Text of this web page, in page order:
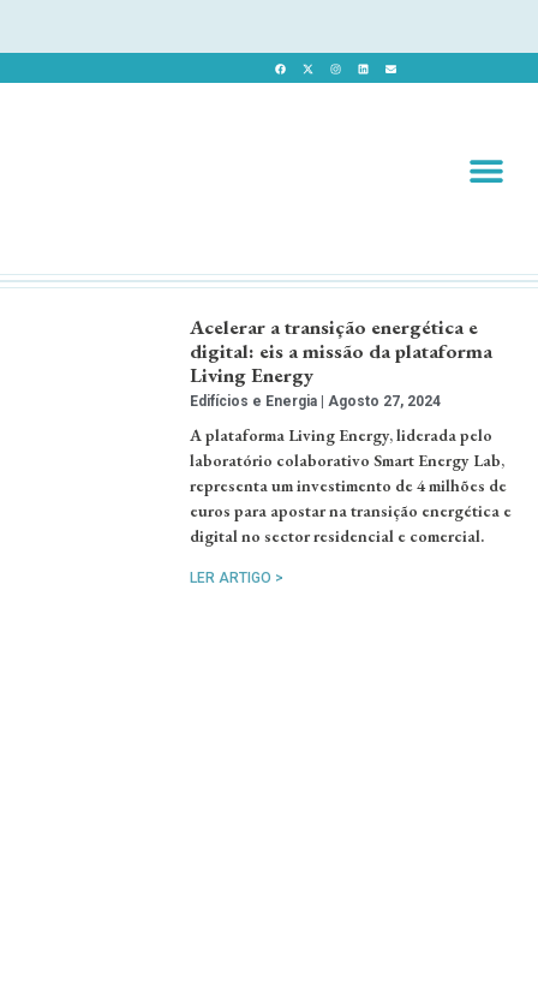
Acelerar a transição energética e
digital: eis a missão da plataforma
Living Energy
Edifícios e Energia Agosto 27, 2024
A plataforma Living Energy, liderada pelo
laboratório colaborativo Smart Energy Lab,
representa um investimento de 4 milhões de
euros para apostar na transição energética e
digital no sector residencial e comercial.
LER ARTIGO >